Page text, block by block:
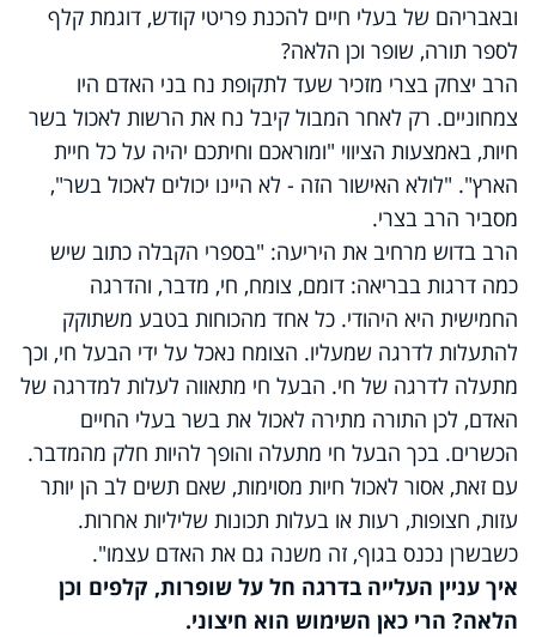
ובאבריהם של בעלי חיים להכנת פריטי קודש, דוגמת קלף
לספר תורה, שופר וכן הלאה?
הרב יצחק בצרי מזכיר שעד לתקופת נח בני האדם היו
צמחוניים. רק לאחר המבול קיבל נח את הרשות לאכול בשר
חיות, באמצעות הציווי "ומוראכם וחיתכם יהיה על כל חיית
הארץ". "לולא האישור הזה - לא היינו יכולים לאכול בשר",
מסביר הרב בצרי.
הרב בדוש מרחיב את היריעה: "בספרי הקבלה כתוב שיש
כמה דרגות בבריאה: דומם, צומח, חי, מדבר, והדרגה
החמישית היא היהודי. כל אחד מהכוחות בטבע משתוקק
להתעלות לדרגה שמעליו. הצומח נאכל על ידי הבעל חי, וכך
מתעלה לדרגה של חי. הבעל חי מתאווה לעלות למדרגה של
האדם, לכן התורה מתירה לאכול את בשר בעלי החיים
הכשרים. בכך הבעל חי מתעלה והופך להיות חלק מהמדבר.
עם זאת, אסור לאכול חיות מסוימות, שאם תשים לב הן יותר
עזות, חצופות, רעות או בעלות תכונות שליליות אחרות.
כשבשרן נכנס בגוף, זה משנה גם את האדם עצמו".
איך עניין העלייה בדרגה חל על שופרות, קלפים וכן
הלאה? הרי כאן השימוש הוא חיצוני.